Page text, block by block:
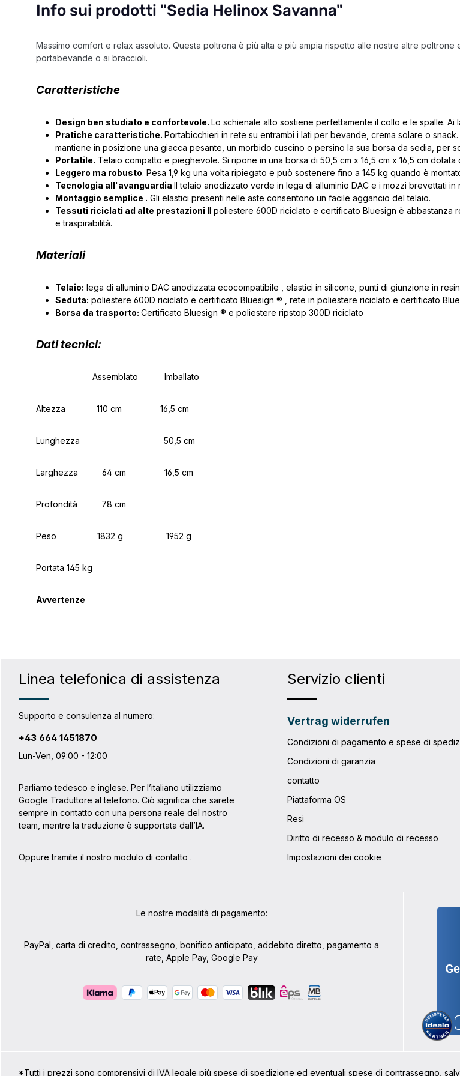
Info sui prodotti "Sedia Helinox Savanna"
Massimo comfort e relax assoluto. Questa poltrona è più alta e più ampia rispetto alle nostre altre
portabevande o ai braccioli.
Caratteristiche
Design ben studiato e confortevole. Lo schienale alto sostiene perfettamente il collo e le spalle. Ai
Pratiche caratteristiche. Portabicchieri in rete su entrambi i lati per bevande, crema solare o
mantiene in posizione una giacca pesante, un morbido cuscino o persino la sua borsa da sedia, per
Portatile. Telaio compatto e pieghevole. Si ripone in una borsa di 50,5 cm x 16,5 cm x 16,5 cm dotata
Leggero ma robusto. Pesa 1,9 kg una volta ripiegato e può sostenere fino a 145 kg quando è
Tecnologia all'avanguardia Il telaio anodizzato verde in lega di alluminio DAC e i mozzi brevettati
Montaggio semplice . Gli elastici presenti nelle aste consentono un facile aggancio del telaio.
Tessuti riciclati ad alte prestazioni Il poliestere 600D riciclato e certificato Bluesign è abbastanza
e traspirabilità.
Materiali
Telaio: lega di alluminio DAC anodizzata ecocompatibile , elastici in silicone, punti di giunzione in
Seduta: poliestere 600D riciclato e certificato Bluesign ® , rete in poliestere riciclato e certificato
Borsa da trasporto: Certificato Bluesign ® e poliestere ripstop 300D riciclato
Dati tecnici:
Assemblato Imballato
Altezza 110 cm 16,5 cm
Lunghezza 50,5 cm
Larghezza 64 cm 16,5 cm
Profondità 78 cm
Peso 1832 g 1952 g
Portata 145 kg
Avvertenze
Linea telefonica di assistenza
Supporto e consulenza al numero:
+43 664 1451870
Lun-Ven, 09:00 - 12:00
Parliamo tedesco e inglese. Per l’italiano utilizziamo
Google Traduttore al telefono. Ciò significa che sarete
sempre in contatto con una persona reale del nostro
team, mentre la traduzione è supportata dall’IA.
Oppure tramite il nostro modulo di contatto .
Servizio clienti
Vertrag widerrufen
Condizioni di pagamento e spese di
Condizioni di garanzia
contatto
Piattaforma OS
Resi
Diritto di recesso & modulo di recesso
Impostazioni dei cookie
Le nostre modalità di pagamento:
PayPal, carta di credito, contrassegno, bonifico anticipato, addebito diretto, pagamento a
rate, Apple Pay, Google Pay
*Tutti i prezzi sono comprensivi di IVA legale più spese di spedizione ed eventuali spese di contrassegno,